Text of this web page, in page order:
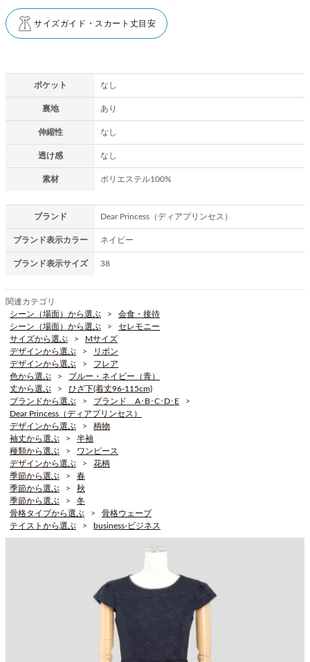
サイズガイド・スカート丈目安
ポケット なし
裏地 あり
伸縮性 なし
透け感 なし
素材 ポリエステル100%
ブランド Dear Princess（ディアプリンセス）
ブランド表示カラー ネイビー
ブランド表示サイズ 38
関連カテゴリ
シーン（場面）から選ぶ
会食・接待
シーン（場面）から選ぶ
セレモニー
サイズから選ぶ
Mサイズ
デザインから選ぶ
リボン
デザインから選ぶ
フレア
色から選ぶ
ブルー・ネイビー（青）
丈から選ぶ
ひざ下(着丈96-115cm)
ブランドから選ぶ
ブランド A･B･C･D･E
Dear Princess（ディアプリンセス）
デザインから選ぶ
柄物
袖丈から選ぶ
半袖
種類から選ぶ
ワンピース
デザインから選ぶ
花柄
季節から選ぶ
春
季節から選ぶ
秋
季節から選ぶ
冬
骨格タイプから選ぶ
骨格ウェーブ
テイストから選ぶ
business-ビジネス